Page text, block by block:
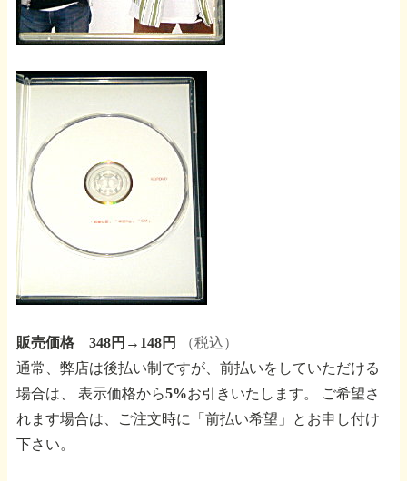
販売価格 348円→148円
（税込）
通常、弊店は後払い制ですが、前払いをしていただける
場合は、
表示価格から5%お引きいたします。
ご希望さ
れます場合は、ご注文時に「前払い希望」とお申し付け
下さい。